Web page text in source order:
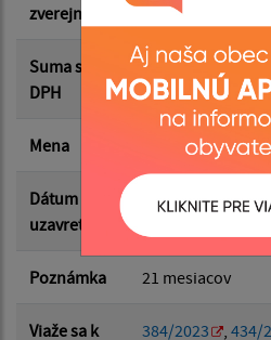
Filtrovať
zverejnenia
Suma s
DPH
3780
Mena
Dátum
uzavretia
22.03.2023
Poznámka 21 mesiacov
Viaže sa k 384/2023 , 434/